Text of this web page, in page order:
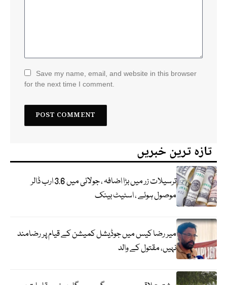
Save my name, email, and website in this browser
for the next time I comment.
تازہ ترین خبریں
ترسیلات زر میں بڑا اضافہ ، جولائی میں 3.6 ارب ڈالر
موصول ہوئے ، اسٹیٹ بینک
میر رضا کیس میں جوڈیشل کمیشن کے قیام پر رضامند
نہیں، مقتول کے والد